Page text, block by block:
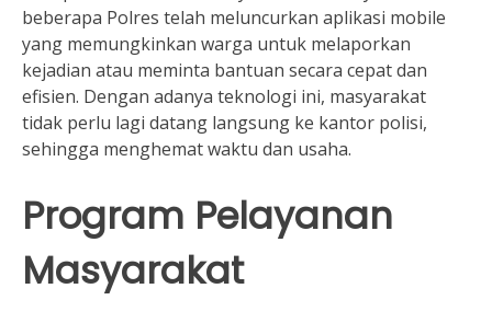
beberapa Polres telah meluncurkan aplikasi mobile
yang memungkinkan warga untuk melaporkan
kejadian atau meminta bantuan secara cepat dan
efisien. Dengan adanya teknologi ini, masyarakat
tidak perlu lagi datang langsung ke kantor polisi,
sehingga menghemat waktu dan usaha.
Program Pelayanan
Masyarakat